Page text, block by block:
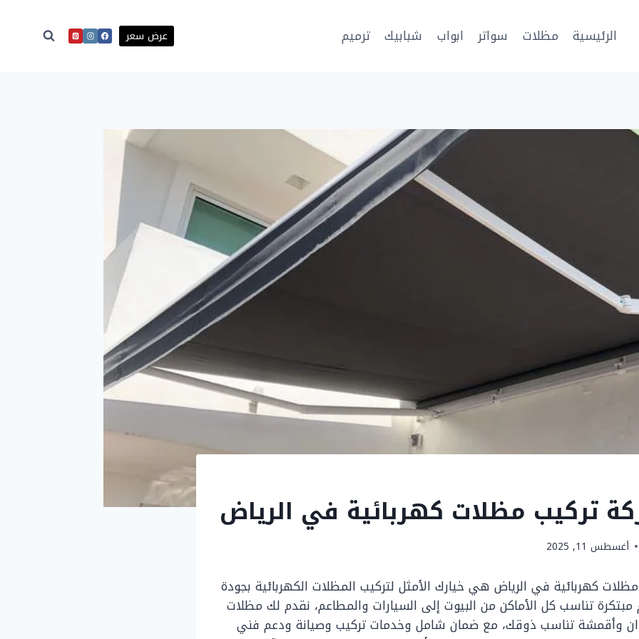
الرئيسية مظلات سواتر ابواب شبابيك ترميم عرض سعر
تركيب مظلات كهربائية في الرياض
أغسطس 11, 2025
كهربائية في الرياض هي خيارك الأمثل لتركيب المظلات الكهربائية بجودة
تناسب كل الأماكن من البيوت إلى السيارات والمطاعم، نقدم لك مظلات
وأقمشة تناسب ذوقك، مع ضمان شامل وخدمات تركيب وصيانة ودعم فني